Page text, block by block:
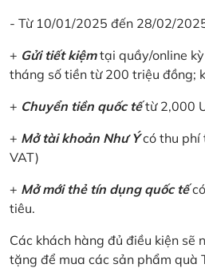
- Từ 10/01/2025 đến 28/02/
+ Gửi tiết kiệmtại quầy/online
tháng số tiền từ 200 triệu đồng;
+ Chuyển tiền quốc tếtừ 2,000
+ Mở tài khoản Như Ýcó thu phí
VAT)
+ Mở mới thẻ tín dụng quốc tế
tiêu.
Các khách hàng đủ điều kiện sẽ
tặng để mua các sản phẩm quà